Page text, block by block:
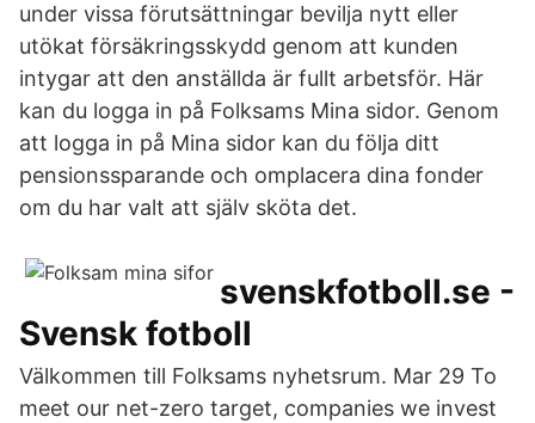
under vissa förutsättningar bevilja nytt eller
utökat försäkringsskydd genom att kunden
intygar att den anställda är fullt arbetsför. Här
kan du logga in på Folksams Mina sidor. Genom
att logga in på Mina sidor kan du följa ditt
pensionssparande och omplacera dina fonder
om du har valt att själv sköta det.
svenskfotboll.se -
Svensk fotboll
Välkommen till Folksams nyhetsrum. Mar 29 To
meet our net-zero target, companies we invest